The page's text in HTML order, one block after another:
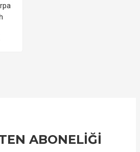
ABONELİĞİ